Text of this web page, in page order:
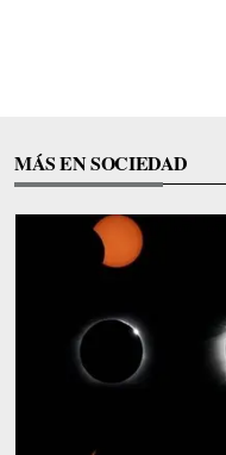
MÁS EN SOCIEDAD